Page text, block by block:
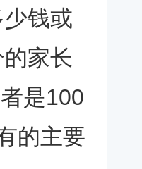
钱或
家长
是100
的主要